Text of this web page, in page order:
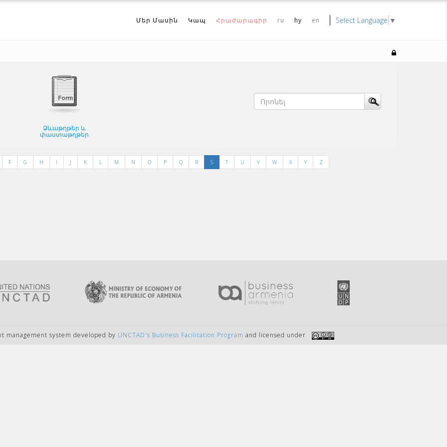
Մեր Մասին Կապ Հրաժարագիր ru hy en Select Language ▼
Ձևաթղթեր և
փաստաթղթեր
F G H I J K L M N O P Q R S T U V W X Y Z
management system developed by UNCTAD's Business Facilitation Program and licensed under